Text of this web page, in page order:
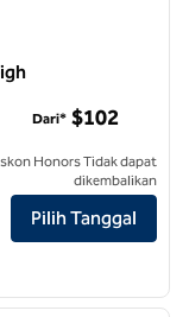
Raleigh Midtown
Dari* $102
Honors Tidak dapat
dikembalikan
Pilih Tanggal